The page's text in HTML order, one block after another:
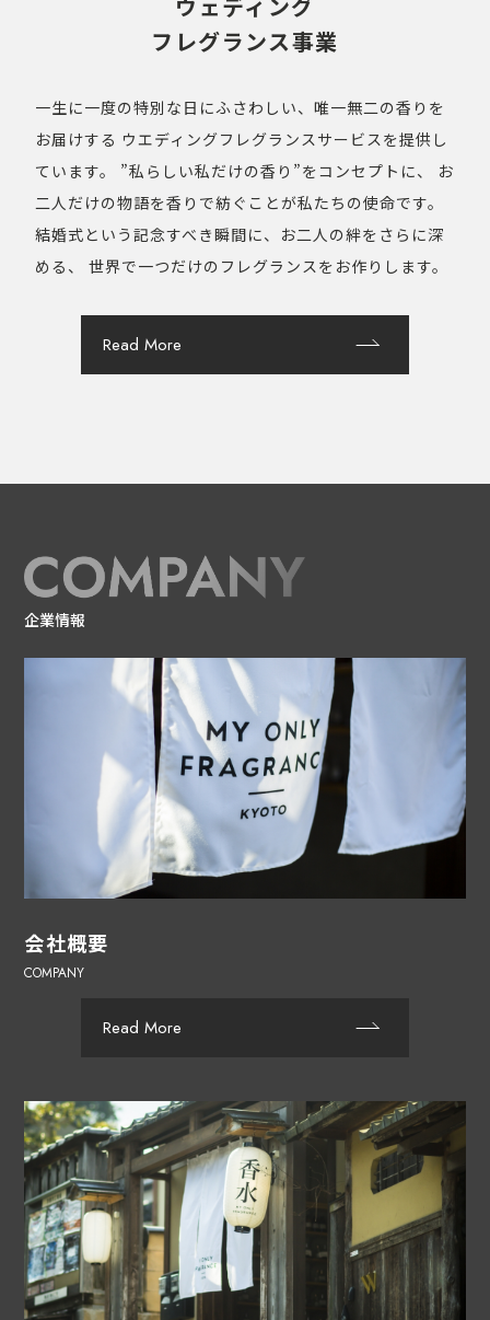
フレグランス事業
一生に一度の特別な日にふさわしい、唯一無二の香りを
お届けする ウエディングフレグランスサービスを提供し
ています。
”私らしい私だけの香り”をコンセプトに、
お
二人だけの物語を香りで紡ぐことが私たちの使命です。
結婚式という記念すべき瞬間に、お二人の絆をさらに深
める、
世界で一つだけのフレグランスをお作りします。
Read More
企業情報
会社概要
COMPANY
Read More